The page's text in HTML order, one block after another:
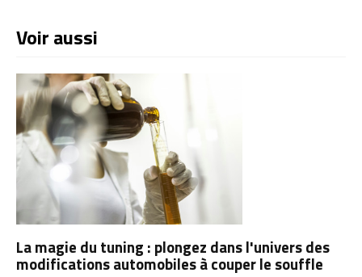
Voir aussi
La magie du tuning : plongez dans l'univers des
modifications automobiles à couper le souffle